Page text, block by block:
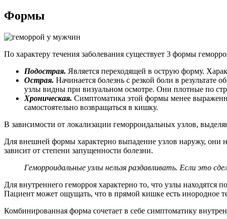
Формы
По характеру течения заболевания существует 3 формы
Подострая. Является переходящей в острую форму.
Острая. Начинается болезнь с резкой боли в
узлы видны при визуальном осмотре. Они плотные по
Хроническая. Симптоматика этой формы менее
самостоятельно возвращаться в кишку.
В зависимости от локализации геморроидальных узлов,
Для внешней формы характерно выпадение узлов наружу, они
зависит от степени запущенности болезни.
Геморроидальные узлы нельзя раздавливать. Если это
Для внутреннего геморроя характерно то, что узлы находятся
Пациент может ощущать, что в прямой кишке есть инородное
Комбинированная форма сочетает в себе симптоматику